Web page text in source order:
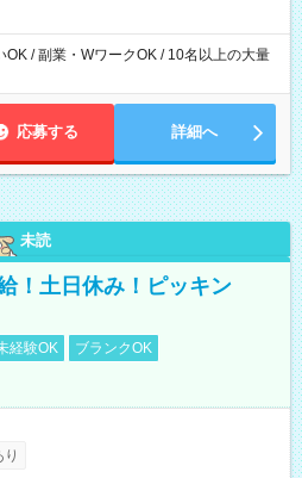
OK / 副業・WワークOK / 10名以上の大量
応募する 詳細へ
未読
！土日休み！ピッキン
経験OK
ブランクOK